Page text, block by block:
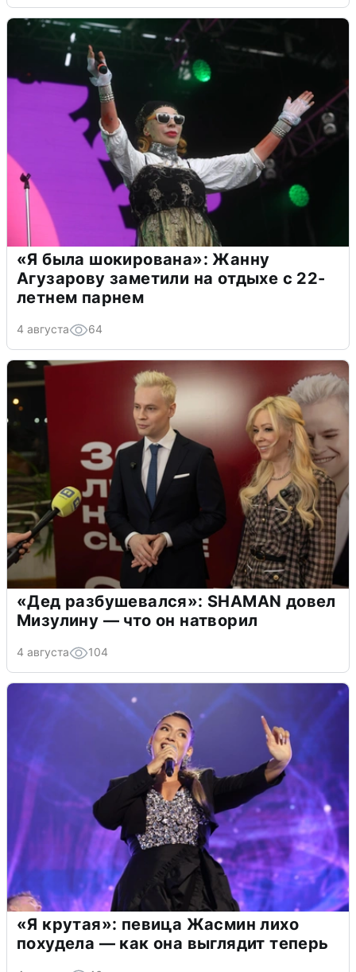
«Я была шокирована»: Жанну
Агузарову заметили на отдыхе с 22-
летнем парнем
4 августа 64
«Дед разбушевался»: SHAMAN довел
Мизулину — что он натворил
4 августа 104
«Я крутая»: певица Жасмин лихо
похудела — как она выглядит теперь